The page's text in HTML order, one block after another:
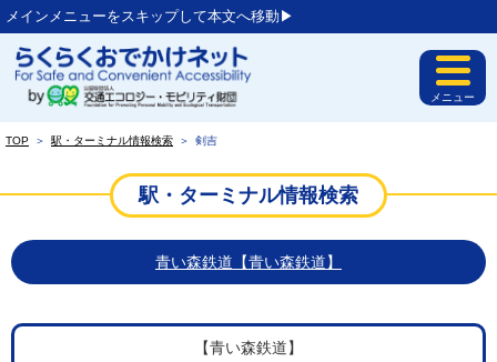
メインメニューをスキップして本文へ移動▶︎
メニュー
TOP ＞ 駅・ターミナル情報検索 ＞ 剣吉
駅・ターミナル情報検索
青い森鉄道【青い森鉄道】
【青い森鉄道】